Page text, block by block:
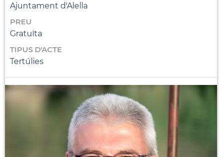
Ajuntament d'Alella
PREU
Gratuïta
TIPUS D'ACTE
Tertúlies